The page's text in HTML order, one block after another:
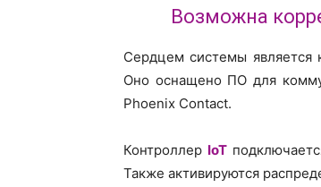
Возможна
Сердцем системы является
Оно оснащено ПО для
Phoenix Contact.
Контроллер IoT
Также активируются